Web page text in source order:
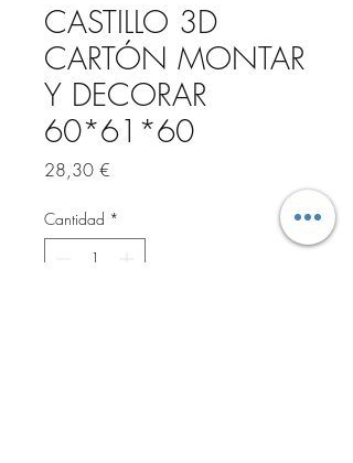
CASTILLO 3D
CARTÓN MONTAR
Y DECORAR
60*61*60
28,30 €
Cantidad *